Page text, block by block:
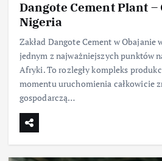
Dangote Cement Plant –
Nigeria
Zakład Dangote Cement w Obajanie
jednym z najważniejszych punktów
Afryki. To rozległy kompleks
momentu uruchomienia całkowicie
gospodarczą…